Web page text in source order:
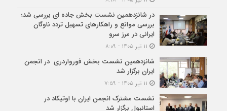
در شانزدهمین نشست بخش جاده ای بررسی شد؛
بررسی موانع و راهکارهای تسهیل تردد ناوگان
ایرانی در مرز سرو
شانزدهمین نشست بخش فورواردری در انجمن
ایران برگزار شد
نشست مشترک انجمن ایران با اوتیکاد در
استانبول برگزار شد